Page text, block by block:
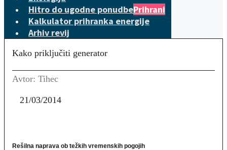
Hitro do ugodne ponudbePrihrani
Kalkulator prihranka energije
Arhiv revij
Kako priključiti generator
Avtor: Tihec
21/03/2014
Rešilna naprava ob težkih vremenskih pogojih